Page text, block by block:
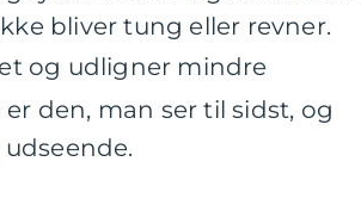
bliver tung eller revner.
og udligner mindre
er den, man ser til sidst, og